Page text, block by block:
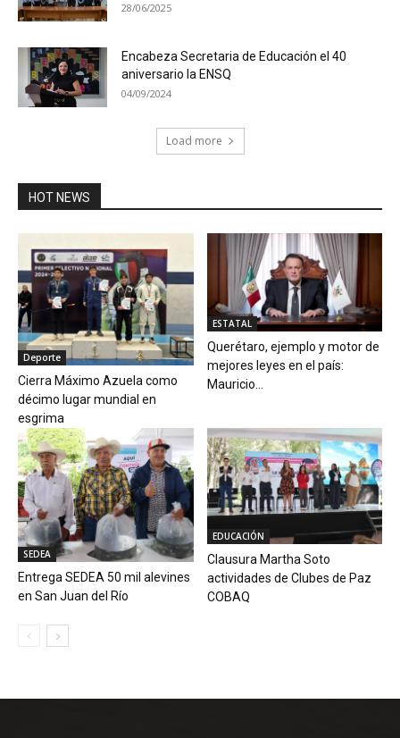
28/06/2025
Encabeza Secretaria de Educación el 40
aniversario la ENSQ
04/09/2024
Load more
HOT NEWS
Deporte
Cierra Máximo Azuela como
décimo lugar mundial en
esgrima
ESTATAL
Querétaro, ejemplo y motor de
mejores leyes en el país:
Mauricio...
SEDEA
Entrega SEDEA 50 mil alevines
en San Juan del Río
EDUCACIÓN
Clausura Martha Soto
actividades de Clubes de Paz
COBAQ